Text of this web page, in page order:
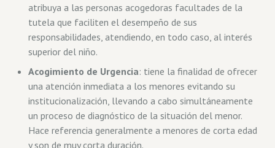
atribuya a las personas acogedoras facultades de la
tutela que faciliten el desempeño de sus
responsabilidades, atendiendo, en todo caso, al interés
superior del niño.
Acogimiento de Urgencia: tiene la finalidad de ofrecer
una atención inmediata a los menores evitando su
institucionalización, llevando a cabo simultáneamente
un proceso de diagnóstico de la situación del menor.
Hace referencia generalmente a menores de corta edad
y son de muy corta duración.